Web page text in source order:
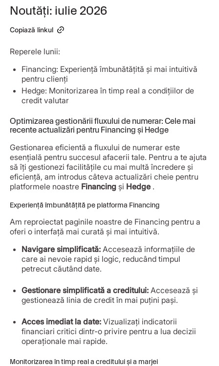
Noutăți: iulie 2026
Copiază linkul
Reperele lunii:
Financing: Experiență îmbunătățită și mai intuitivă
pentru clienți
Hedge: Monitorizarea în timp real a condițiilor de
credit valutar
Optimizarea gestionării fluxului de numerar: Cele mai
recente actualizări pentru Financing și Hedge
Gestionarea eficientă a fluxului de numerar este
esențială pentru succesul afacerii tale. Pentru a te ajuta
să îți gestionezi facilitățile cu mai multă încredere și
eficiență, am introdus câteva actualizări cheie pentru
platformele noastre Financing și Hedge .
Experiență îmbunătățită pe platforma Financing
Am reproiectat paginile noastre de Financing pentru a
oferi o interfață mai curată și mai intuitivă.
Navigare simplificată: Accesează informațiile de
care ai nevoie rapid și logic, reducând timpul
petrecut căutând date.
Gestionare simplificată a creditului: Accesează și
gestionează linia de credit în mai puțini pași.
Acces imediat la date: Vizualizați indicatorii
financiari critici dintr-o privire pentru a lua decizii
operaționale mai rapide.
Monitorizarea în timp real a creditului și a marjei